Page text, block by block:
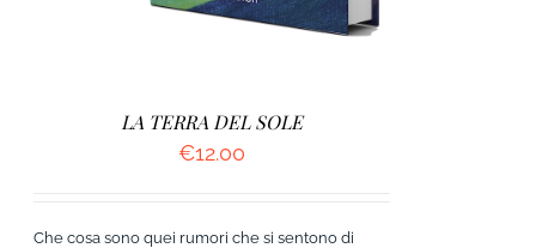
LA TERRA DEL SOLE
€12.00
Che cosa sono quei rumori che si sentono di